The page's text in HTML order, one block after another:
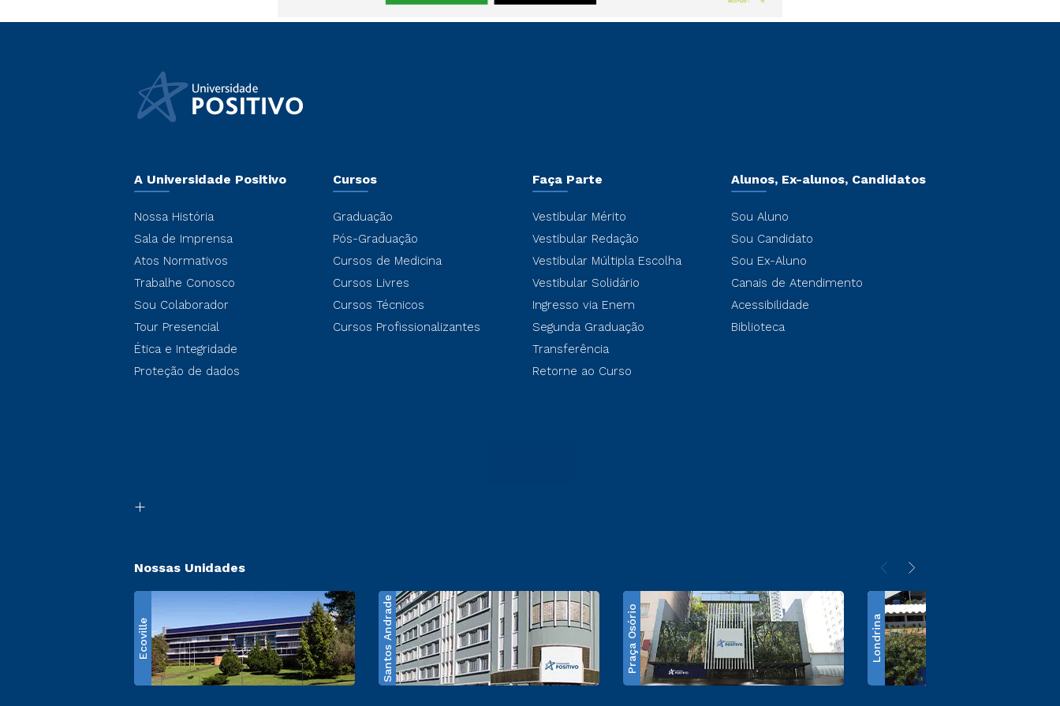
A Universidade Positivo
Nossa História
Sala de Imprensa
Atos Normativos
Trabalhe Conosco
Sou Colaborador
Tour Presencial
Ética e Integridade
Proteção de dados
Cursos
Graduação
Pós-Graduação
Cursos de Medicina
Cursos Livres
Cursos Técnicos
Cursos Profissionalizantes
Faça Parte
Vestibular Mérito
Vestibular Redação
Vestibular Múltipla Escolha
Vestibular Solidário
Ingresso via Enem
Segunda Graduação
Transferência
Retorne ao Curso
Alunos, Ex-alunos, Candidatos
Sou Aluno
Sou Candidato
Sou Ex-Aluno
Canais de Atendimento
Acessibilidade
Biblioteca
Nossas Unidades
Ecoville Santos Andrade Praça Osório Londrina